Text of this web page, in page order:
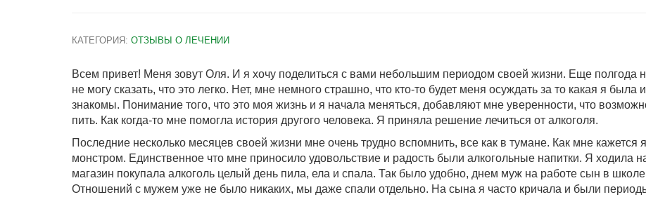
КАТЕГОРИЯ: ОТЗЫВЫ О ЛЕЧЕНИИ
Всем привет! Меня зовут Оля. И я хочу поделиться с вами небольшим периодом своей жизни. Еще полгода
не могу сказать, что это легко. Нет, мне немного страшно, что кто-то будет меня осуждать за то какая я
знакомы. Понимание того, что это моя жизнь и я начала меняться, добавляют мне уверенности, что
пить. Как когда-то мне помогла история другого человека. Я приняла решение лечиться от алкоголя.
Последние несколько месяцев своей жизни мне очень трудно вспомнить, все как в тумане. Как мне
монстром. Единственное что мне приносило удовольствие и радость были алкогольные напитки. Я ходила
магазин покупала алкоголь целый день пила, ела и спала. Так было удобно, днем муж на работе сын в
Отношений с мужем уже не было никаких, мы даже спали отдельно. На сына я часто кричала и были